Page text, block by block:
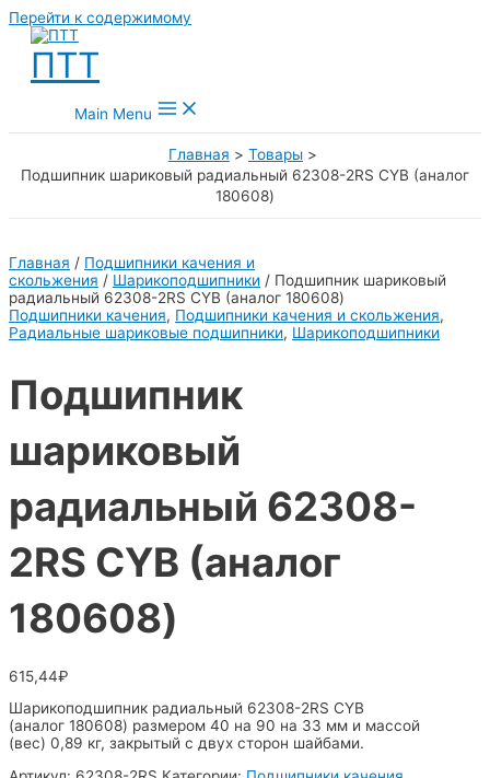
Перейти к содержимому
ПТТ
Main Menu
Главная
Товары
Подшипник шариковый радиальный 62308-2RS CYB (аналог
180608)
Главная / Подшипники качения и
скольжения / Шарикоподшипники / Подшипник шариковый
радиальный 62308-2RS CYB (аналог 180608)
Подшипники качения, Подшипники качения и скольжения,
Радиальные шариковые подшипники, Шарикоподшипники
Подшипник
шариковый
радиальный 62308-
2RS CYB (аналог
180608)
615,44₽
Шарикоподшипник радиальный 62308-2RS CYB
(аналог 180608) размером 40 на 90 на 33 мм и массой
(вес) 0,89 кг, закрытый с двух сторон шайбами.